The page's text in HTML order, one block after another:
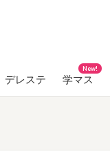
デレステ 学マス
New!